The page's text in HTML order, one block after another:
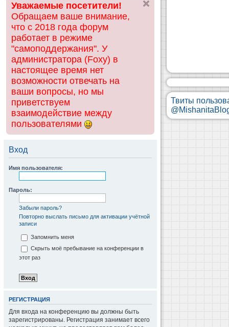
ск
Уважаемые посетители!
Обращаем ваше внимание,
что с 2018 года форум
работает в режиме
"самоподдержания". У
администратора (Foxy) в
настоящее время нет
возможности отвечать на
ваши вопросы, но мы
приветствуем
взаимодействие между
пользователями
Вход
Имя пользователя:
Пароль:
Забыли пароль?
Повторно выслать письмо для активации учётной
записи
Запомнить меня
Скрыть моё пребывание на конференции в
этот раз
РЕГИСТРАЦИЯ
Для входа на конференцию вы должны быть
зарегистрированы. Регистрация занимает всего
Твиты